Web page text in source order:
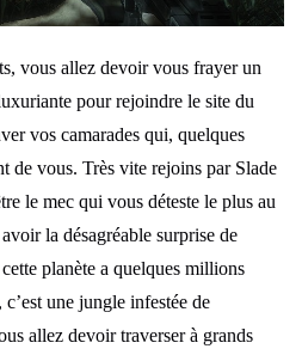
vous allez devoir vous frayer un
pour rejoindre le site du
vos camarades qui, quelques
de vous. Très vite rejoins par Slade
le mec qui vous déteste le plus au
la désagréable surprise de
planète a quelques millions
une jungle infestée de
allez devoir traverser à grands